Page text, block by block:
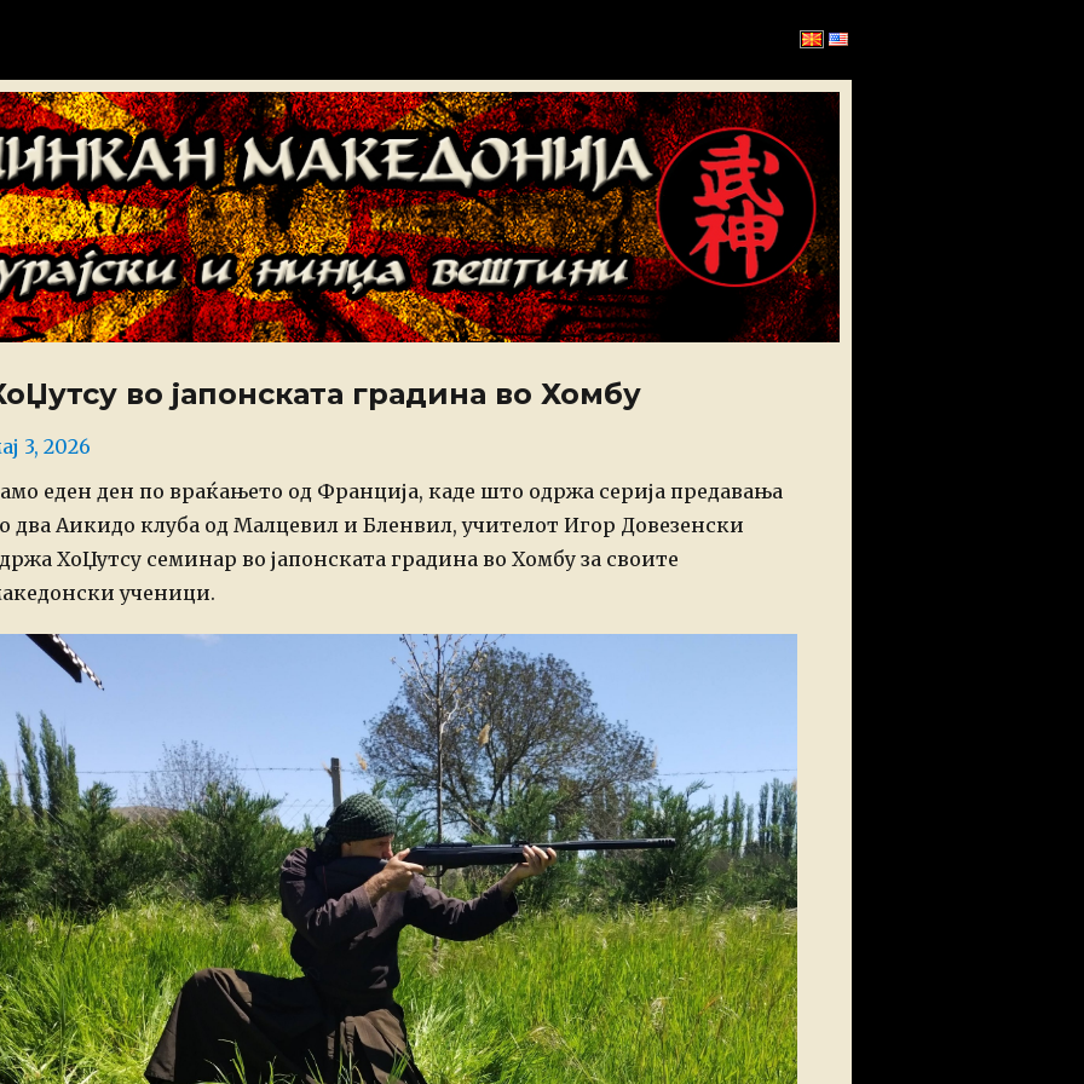
во јапонската градина во Хомбу
3, 2026
еден ден по враќањето од Франција, каде што одржа серија предавања
два Аикидо клуба од Малцевил и Бленвил, учителот Игор Довезенски
ХоЏутсу семинар во јапонската градина во Хомбу за своите
ученици.